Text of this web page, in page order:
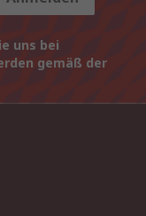
uns bei
gemäß der